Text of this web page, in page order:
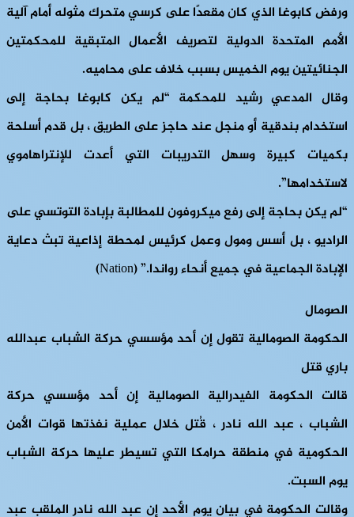
ورفض كابوغا الذي كان مقعدًا على كرسي متحرك مثوله أمام آلية
الأمم المتحدة الدولية لتصريف الأعمال المتبقية للمحكمتين
الجنائيتين يوم الخميس بسبب خلاف على محاميه.
وقال المدعي رشيد للمحكمة “لم يكن كابوغا بحاجة إلى
استخدام بندقية أو منجل عند حاجز على الطريق ، بل قدم أسلحة
بكميات كبيرة وسهل التدريبات التي أعدت للإنتراهاموي
لاستخدامها”.
“لم يكن بحاجة إلى رفع ميكروفون للمطالبة بإبادة التوتسي على
الراديو ، بل أسس ومول وعمل كرئيس لمحطة إذاعية تبث دعاية
الإبادة الجماعية في جميع أنحاء رواندا.” (Nation)
الصومال
الحكومة الصومالية تقول إن أحد مؤسسي حركة الشباب عبدالله
باري قتل
قالت الحكومة الفيدرالية الصومالية إن أحد مؤسسي حركة
الشباب ، عبد الله نادر ، قُتل خلال عملية نفذتها قوات الأمن
الحكومية في منطقة حرامكا التي تسيطر عليها حركة الشباب
يوم السبت.
وقالت الحكومة في بيان يوم الأحد إن عبد الله نادر الملقب عبد